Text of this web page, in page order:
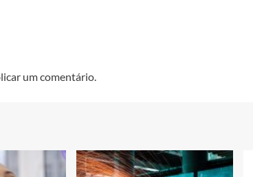
um comentário.